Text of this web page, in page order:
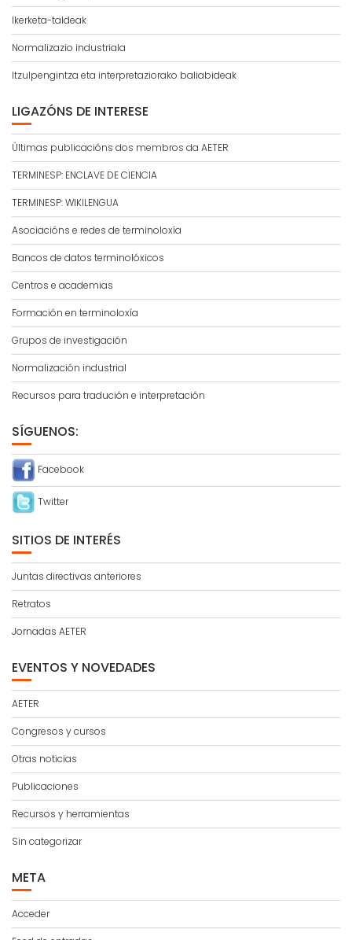
Ikerketa-taldeak
Normalizazio industriala
Itzulpengintza eta interpretaziorako baliabideak
LIGAZÓNS DE INTERESE
Últimas publicacións dos membros da AETER
TERMINESP: ENCLAVE DE CIENCIA
TERMINESP: WIKILENGUA
Asociacións e redes de terminoloxía
Bancos de datos terminolóxicos
Centros e academias
Formación en terminoloxía
Grupos de investigación
Normalización industrial
Recursos para tradución e interpretación
SÍGUENOS:
Facebook
Twitter
SITIOS DE INTERÉS
Juntas directivas anteriores
Retratos
Jornadas AETER
EVENTOS Y NOVEDADES
AETER
Congresos y cursos
Otras noticias
Publicaciones
Recursos y herramientas
Sin categorizar
META
Acceder